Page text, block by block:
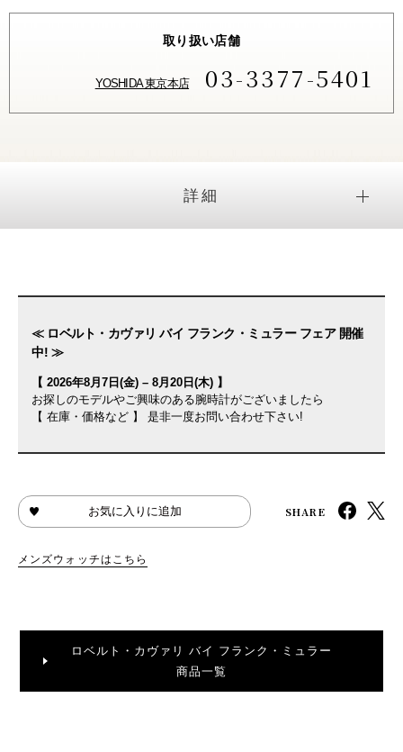
取り扱い店舗
YOSHIDA 東京本店 03-3377-5401
詳細
≪ ロベルト・カヴァリ バイ フランク・ミュラー フェア 開催
中! ≫
【 2026年8月7日(金) – 8月20日(木) 】
お探しのモデルやご興味のある腕時計がございましたら
【 在庫・価格など 】 是非一度お問い合わせ下さい!
お気に入りに追加 SHARE
メンズウォッチはこちら
ロベルト・カヴァリ バイ フランク・ミュラー
商品一覧